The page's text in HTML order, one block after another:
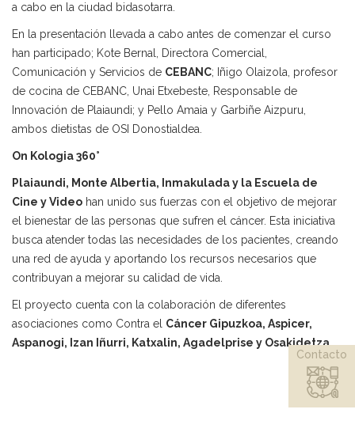
a cabo en la ciudad bidasotarra.
En la presentación llevada a cabo antes de comenzar el curso
han participado; Kote Bernal, Directora Comercial,
Comunicación y Servicios de CEBANC; Iñigo Olaizola, profesor
de cocina de CEBANC, Unai Etxebeste, Responsable de
Innovación de Plaiaundi; y Pello Amaia y Garbiñe Aizpuru,
ambos dietistas de OSI Donostialdea.
On Kologia 360°
Plaiaundi, Monte Albertia, Inmakulada y la Escuela de
Cine y Video han unido sus fuerzas con el objetivo de mejorar
el bienestar de las personas que sufren el cáncer. Esta iniciativa
busca atender todas las necesidades de los pacientes, creando
una red de ayuda y aportando los recursos necesarios que
contribuyan a mejorar su calidad de vida.
El proyecto cuenta con la colaboración de diferentes
asociaciones como Contra el Cáncer Gipuzkoa, Aspicer,
Aspanogi, Izan Iñurri, Katxalin, Agadelprise y Osakidetza.
Contacto